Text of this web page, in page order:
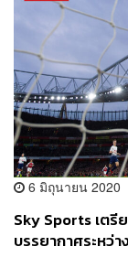
6 มิถุนายน 2020
Sky Sports เตรี
บรรยากาศระหว่